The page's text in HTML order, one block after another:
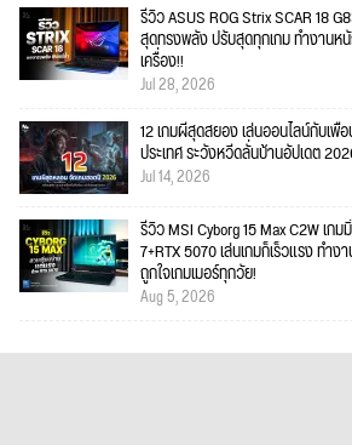
รีวิว ASUS ROG Strix SCAR 18
สุดทรงพลัง ปรับสุดทุกเกม ทำงานห
เครื่อง!!
Jul 28, 2026
12 เกมผีสุดสยอง เล่นออนไลน์กับเพื่
ประเทศ ระวังหวีดลั่นบ้านอัปเดต
Jul 14, 2026
รีวิว MSI Cyborg 15 Max C2W เก
7+RTX 5070 เล่นเกมก็เร็วแรง ทำ
ถูกใจเกมเมอร์ทุกวัย!
Aug 5, 2026